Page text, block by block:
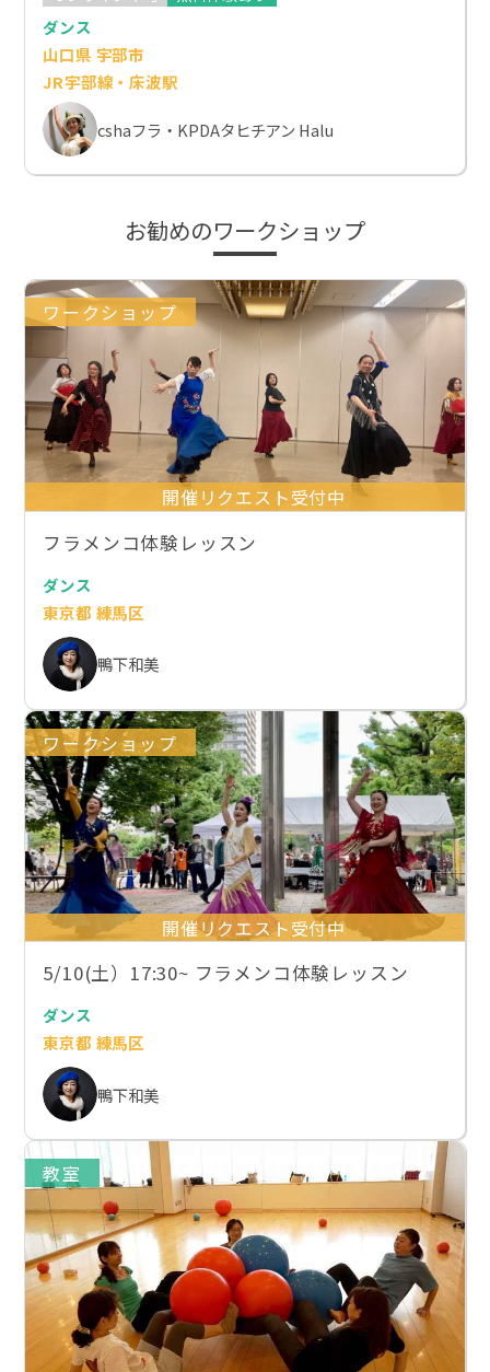
ダンス
山口県 宇部市
JR宇部線・床波駅
cshaフラ・KPDAタヒチアン Halu
お勧めのワークショップ
ワークショップ
開催リクエスト受付中
フラメンコ体験レッスン
ダンス
東京都 練馬区
鴨下和美
ワークショップ
開催リクエスト受付中
5/10(土）17:30~ フラメンコ体験レッスン
ダンス
東京都 練馬区
鴨下和美
教室